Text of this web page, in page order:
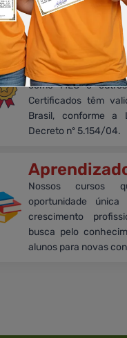
Embora sem
como MEC e
Certificados têm
Brasil, conforme
Decreto nº 5.154/04.
Nossos cursos
oportunidade
crescimento
busca pelo
alunos para novas